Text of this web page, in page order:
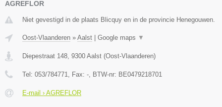
AGREFLOR
Niet gevestigd in de plaats Blicquy en in de provincie Henegouwen.
Oost-Vlaanderen » Aalst Google maps ▼
Diepestraat 148, 9300 Aalst (Oost-Vlaanderen)
Tel: 053/784771, Fax: -, BTW-nr: BE0479218701
E-mail › AGREFLOR